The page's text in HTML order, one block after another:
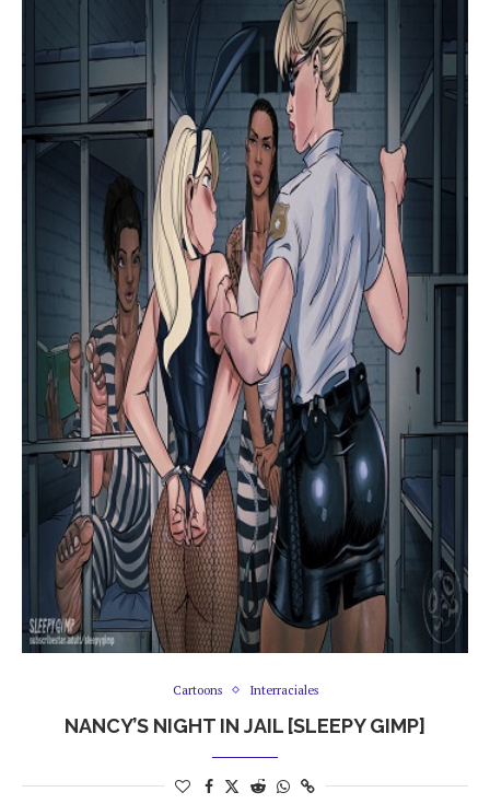
Cartoons Interraciales
NANCY’S NIGHT IN JAIL [SLEEPY GIMP]